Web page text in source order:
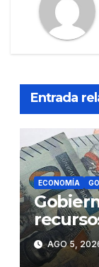
Entrada
ECONOMÍA
AGO 5,